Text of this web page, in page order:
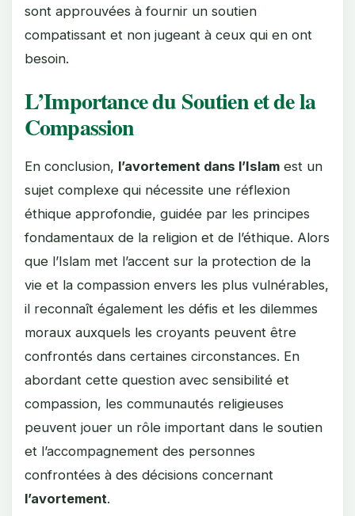
sont approuvées à fournir un soutien
compatissant et non jugeant à ceux qui en ont
besoin.
L’Importance du Soutien et de la
Compassion
En conclusion, l’avortement dans l’Islam est un
sujet complexe qui nécessite une réflexion
éthique approfondie, guidée par les principes
fondamentaux de la religion et de l’éthique. Alors
que l’Islam met l’accent sur la protection de la
vie et la compassion envers les plus vulnérables,
il reconnaît également les défis et les dilemmes
moraux auxquels les croyants peuvent être
confrontés dans certaines circonstances. En
abordant cette question avec sensibilité et
compassion, les communautés religieuses
peuvent jouer un rôle important dans le soutien
et l’accompagnement des personnes
confrontées à des décisions concernant
l’avortement.